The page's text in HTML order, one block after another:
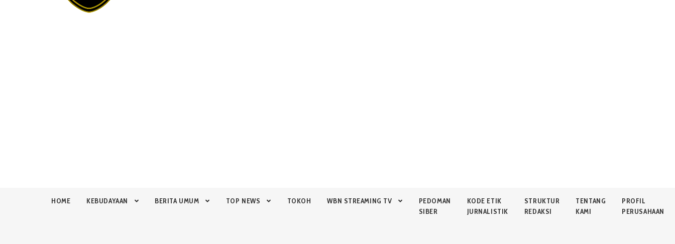
HOME KEBUDAYAAN BERITA UMUM TOP NEWS TOKOH WBN STREAMING TV
PEDOMAN
SIBER
KODE ETIK
JURNALISTIK
STRUKTUR
REDAKSI
TENTANG
KAMI
PROFIL
PERUSAHAAN